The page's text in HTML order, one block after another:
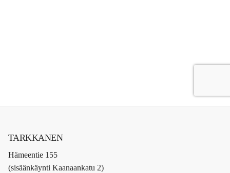
TARKKANEN
Hämeentie 155
(sisäänkäynti Kaanaankatu 2)